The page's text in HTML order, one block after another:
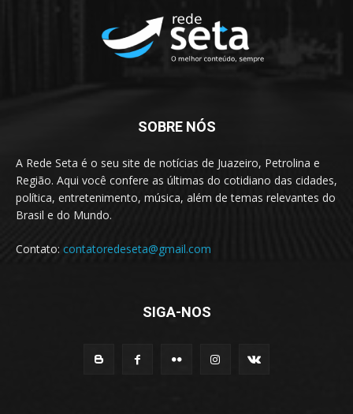
SOBRE NÓS
A Rede Seta é o seu site de notícias de Juazeiro, Petrolina e
Região. Aqui você confere as últimas do cotidiano das cidades,
política, entretenimento, música, além de temas relevantes do
Brasil e do Mundo.
Contato: contatoredeseta@gmail.com
SIGA-NOS